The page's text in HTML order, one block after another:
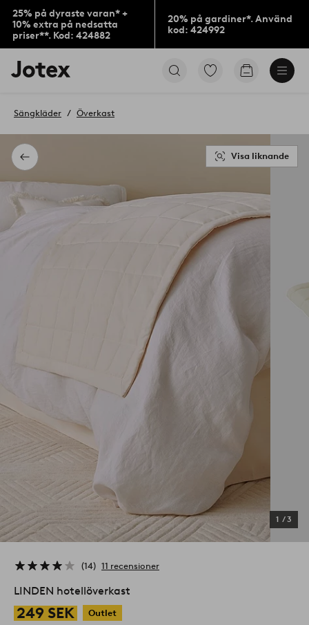
25% på dyraste varan* +
10% extra på nedsatta
priser**. Kod: 424882
20% på gardiner*. Använd
kod: 424992
Jotex
logotyp
till
Gå
Gå
Tillbaka
Sängkläder Överkast
1 /3
Visa liknande
14 11 recensioner
LINDEN hotellöverkast
249 SEK
Outlet